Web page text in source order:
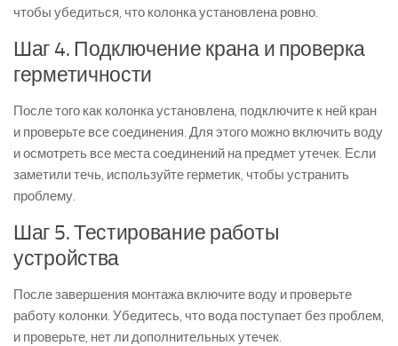
чтобы убедиться, что колонка установлена ровно.
Шаг 4. Подключение крана и проверка
герметичности
После того как колонка установлена, подключите к ней кран
и проверьте все соединения. Для этого можно включить воду
и осмотреть все места соединений на предмет утечек. Если
заметили течь, используйте герметик, чтобы устранить
проблему.
Шаг 5. Тестирование работы
устройства
После завершения монтажа включите воду и проверьте
работу колонки. Убедитесь, что вода поступает без проблем,
и проверьте, нет ли дополнительных утечек.